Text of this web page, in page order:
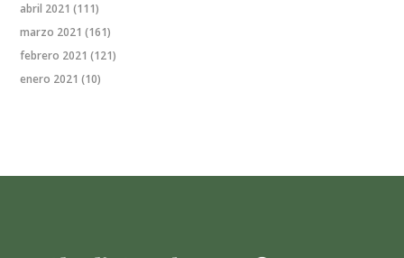
abril 2021 (111)
marzo 2021 (161)
febrero 2021 (121)
enero 2021 (10)